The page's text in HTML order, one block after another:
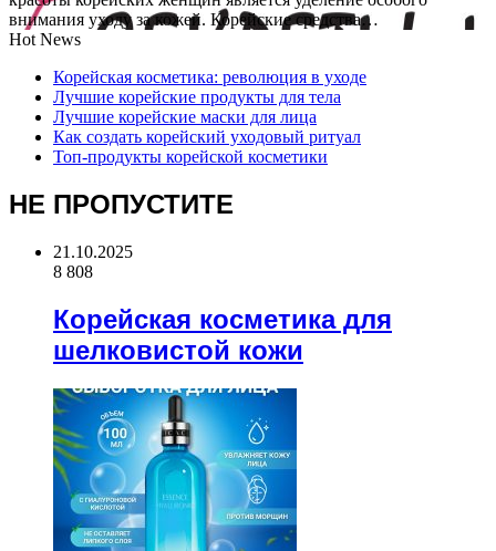
внимания уходу за кожей. Корейские средства…
Hot News
Корейская косметика: революция в уходе
Лучшие корейские продукты для тела
Лучшие корейские маски для лица
Как создать корейский уходовый ритуал
Топ-продукты корейской косметики
НЕ ПРОПУСТИТЕ
21.10.2025
8 808
Корейская косметика для
шелковистой кожи